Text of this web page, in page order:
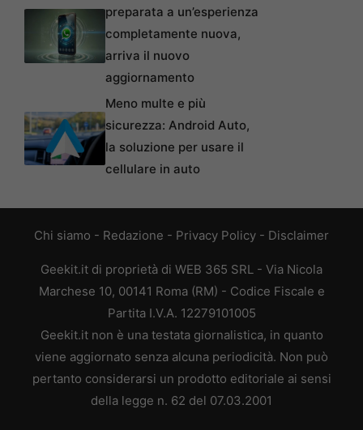
preparata a un’esperienza
completamente nuova,
arriva il nuovo
aggiornamento
Meno multe e più
sicurezza: Android Auto,
la soluzione per usare il
cellulare in auto
Chi siamo - Redazione - Privacy Policy - Disclaimer
Geekit.it di proprietà di WEB 365 SRL - Via Nicola
Marchese 10, 00141 Roma (RM) - Codice Fiscale e
Partita I.V.A. 12279101005
Geekit.it non è una testata giornalistica, in quanto
viene aggiornato senza alcuna periodicità. Non può
pertanto considerarsi un prodotto editoriale ai sensi
della legge n. 62 del 07.03.2001